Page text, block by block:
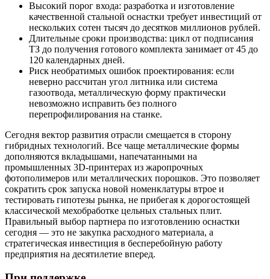
Высокий порог входа: разработка и изготовление
качественной стальной оснастки требует инвестиций от
нескольких сотен тысяч до десятков миллионов рублей.
Длительные сроки производства: цикл от подписания
ТЗ до получения готового комплекта занимает от 45 до
120 календарных дней.
Риск необратимых ошибок проектирования: если
неверно рассчитан угол литника или система
газоотвода, металлическую форму практически
невозможно исправить без полного
перепрофилирования на станке.
Сегодня вектор развития отрасли смещается в сторону
гибридных технологий. Все чаще металлические формы
дополняются вкладышами, напечатанными на
промышленных 3D-принтерах из жаропрочных
фотополимеров или металлических порошков. Это позволяет
сократить срок запуска новой номенклатуры втрое и
тестировать гипотезы рынка, не прибегая к дорогостоящей
классической мехобработке цельных стальных плит.
Правильный выбор партнера по изготовлению оснастки
сегодня — это не закупка расходного материала, а
стратегическая инвестиция в бесперебойную работу
предприятия на десятилетие вперед.